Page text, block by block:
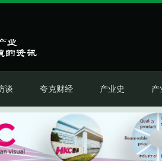
谈 夸克财经 产业史 产